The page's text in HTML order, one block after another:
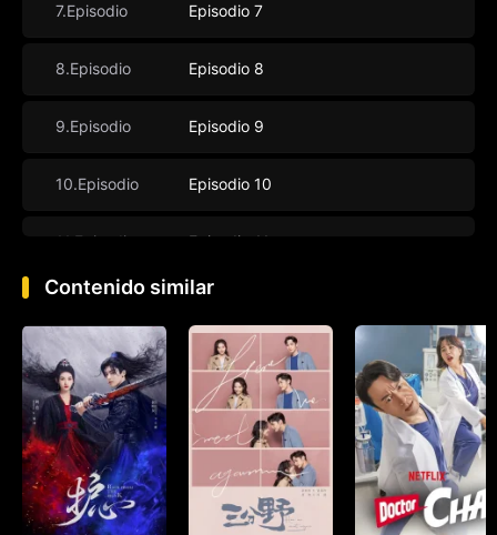
7.Episodio Episodio 7
8.Episodio Episodio 8
9.Episodio Episodio 9
10.Episodio Episodio 10
11.Episodio Episodio 11
12.Episodio Episodio 12
13.Episodio Episodio 13
14.Episodio Episodio 14
15.Episodio Episodio 15
16.Episodio Episodio 16
Contenido similar